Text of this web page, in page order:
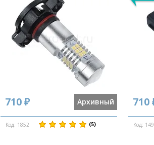
710 ₽ Архивный
Код: 1852 (5)
710
Код: